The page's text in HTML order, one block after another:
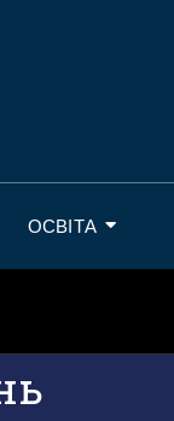
ОСВІТА